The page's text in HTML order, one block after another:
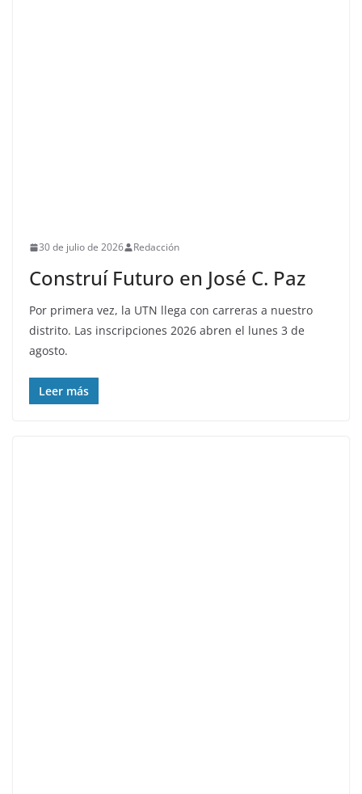
30 de julio de 2026 Redacción
Construí Futuro en José C. Paz
Por primera vez, la UTN llega con carreras a nuestro
distrito. Las inscripciones 2026 abren el lunes 3 de
agosto.
Leer más